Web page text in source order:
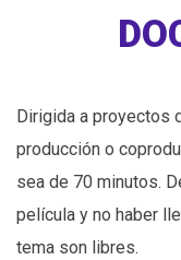
Dirigida a proyectos
producción o
sea de 70 minutos.
película y no haber
tema son libres.